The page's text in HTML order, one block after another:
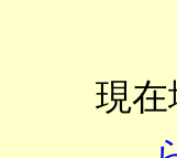
現在